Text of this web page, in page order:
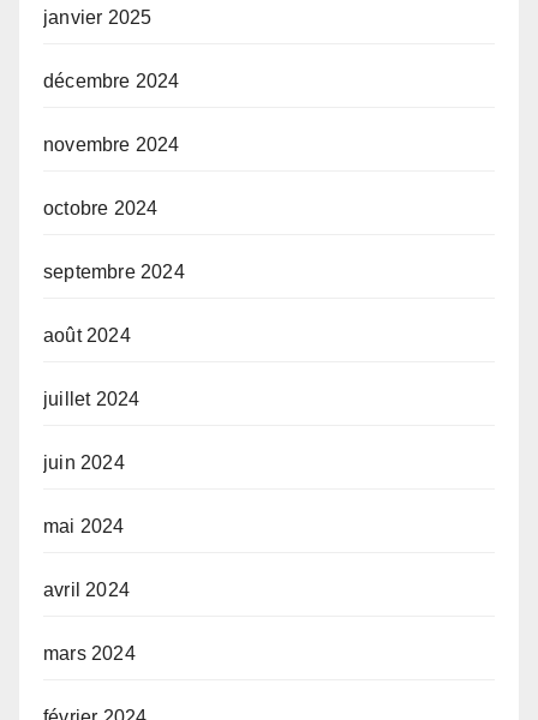
janvier 2025
décembre 2024
novembre 2024
octobre 2024
septembre 2024
août 2024
juillet 2024
juin 2024
mai 2024
avril 2024
mars 2024